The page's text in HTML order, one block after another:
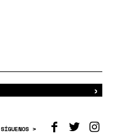
›
SÍGUENOS >